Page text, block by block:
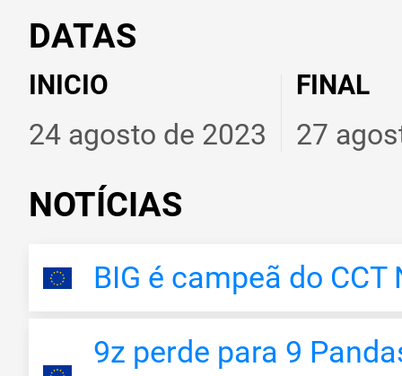
DATAS
INICIO
24 agosto de 2023
FINAL
27
NOTÍCIAS
BIG é campeã do
9z perde para 9